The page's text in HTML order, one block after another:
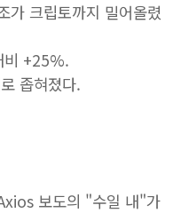
가 크립토까지 밀어올렸
비 +25%.
좁혀졌다.
보도의 "수일 내"가